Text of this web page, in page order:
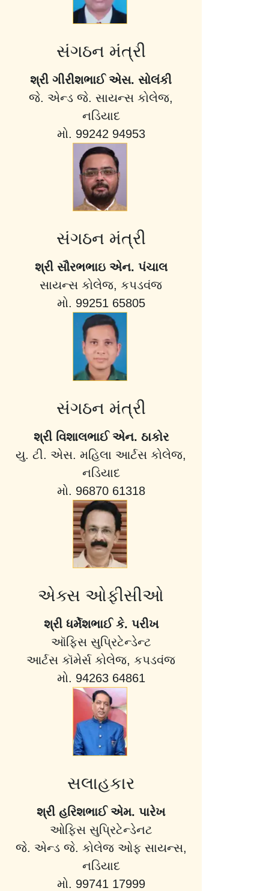
સંગઠન મંત્રી
શ્રી ગીરીશભાઈ એસ. સોલંકી
જે. એન્ડ જે. સાયન્સ કોલેજ,
નડિયાદ
મો. 99242 94953
સંગઠન મંત્રી
શ્રી સૌરભભાઇ એન. પંચાલ
સાયન્સ કોલેજ, કપડવંજ
મો. 99251 65805
સંગઠન મંત્રી
શ્રી વિશાલભાઈ એન. ઠાકોર
યુ. ટી. એસ. મહિલા આર્ટસ કોલેજ,
નડિયાદ
મો. 96870 61318
એક્સ ઓફીસીઓ
શ્રી ધર્મેશભાઈ કે. પરીખ
ઑફિસ સુપ્રિટેન્ડેન્ટ
આર્ટસ કૉમેર્સ કોલેજ, કપડવંજ
મો. 94263 64861
સલાહકાર
શ્રી હરિશભાઈ એમ. પારેખ
ઓફિસ સુપ્રિટેન્ડેનટ
જે. એન્ડ જે. કોલેજ ઓફ સાયન્સ,
નડિયાદ
મો. 99741 17999